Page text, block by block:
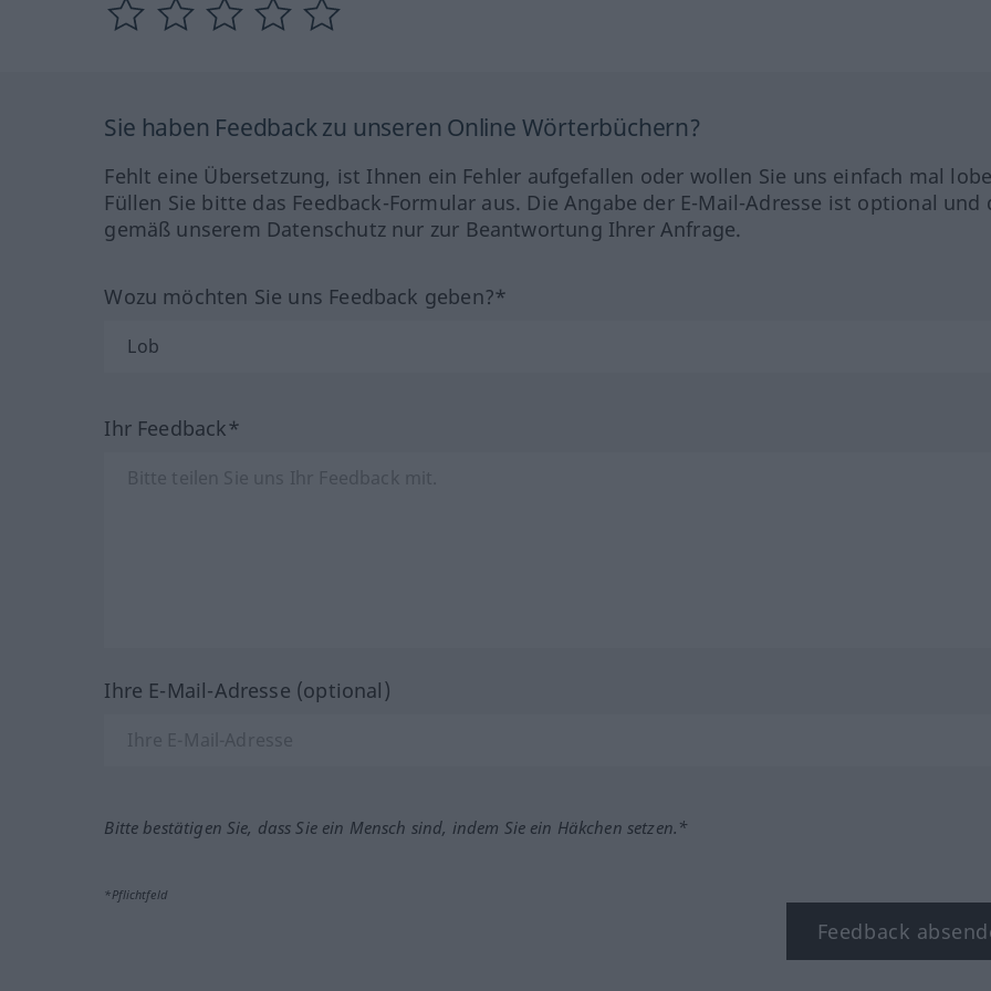
Sie haben Feedback zu unseren Online Wörterbüchern?
Fehlt eine Übersetzung, ist Ihnen ein Fehler aufgefallen oder wollen Sie uns einfach mal
Füllen Sie bitte das Feedback-Formular aus. Die Angabe der E-Mail-Adresse ist optional und
gemäß unserem Datenschutz nur zur Beantwortung Ihrer Anfrage.
Wozu möchten Sie uns Feedback geben?*
Ihr Feedback*
Ihre E-Mail-Adresse (optional)
Bitte bestätigen Sie, dass Sie ein Mensch sind, indem Sie ein Häkchen setzen.*
*Pflichtfeld
Feedback